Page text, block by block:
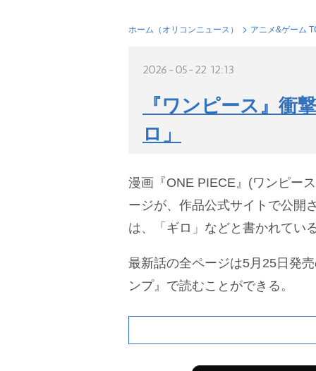
ホーム（オリコンニュース） アニメ&ゲーム
2026-05-22 12:13
『ワンピース』衝
ロ」
漫画『ONE PIECE』(ワンピー
ージが、作品公式サイトで公開
は、「ギロ」などと書かれてい
最新話の全ページは5月25日発
ンプ』で読むことができる。